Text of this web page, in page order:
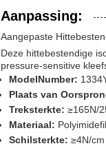
Aanpassing:
Aangepaste
Deze hittebestendige
pressure-sensitive
ModelNumber:
Plaats van
Treksterkte: ≥165N/
Materiaal:
Schilsterkte: ≥4N/cm